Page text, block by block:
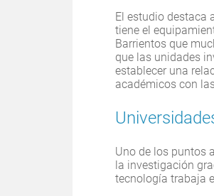
El estudio destaca
tiene el
Barrientos que
que las unidades
establecer una
académicos con
Uno de los puntos
la investigación
tecnología trabaja